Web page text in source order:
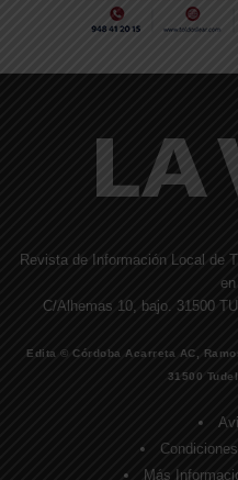
Revista de Información Local de
C/Alhemas 10, bajo. 31500
Edita © Córdoba Acarreta AC,
31500
Más